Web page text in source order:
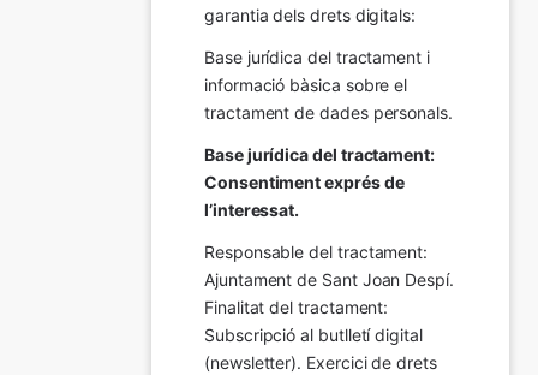
garantia dels drets digitals:
Base jurídica del tractament i
informació bàsica sobre el
tractament de dades personals.
Base jurídica del tractament:
Consentiment exprés de
l’interessat.
Responsable del tractament:
Ajuntament de Sant Joan Despí.
Finalitat del tractament:
Subscripció al butlletí digital
(newsletter). Exercici de drets